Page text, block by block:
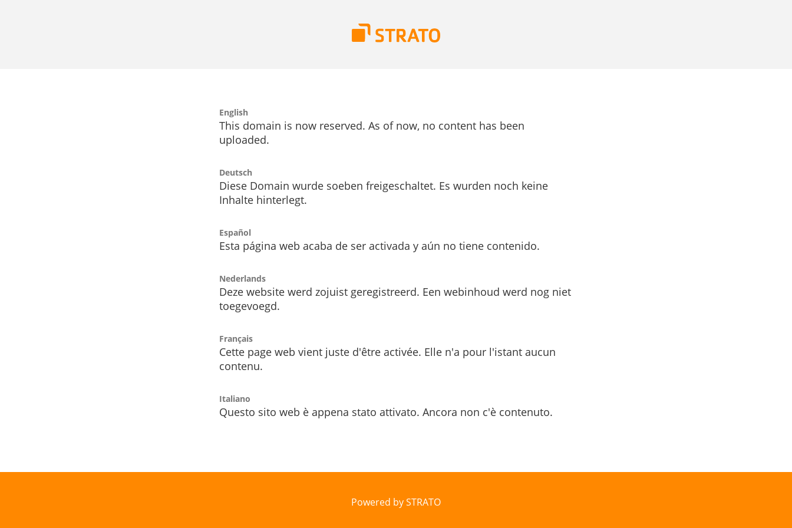
English
This domain is now reserved. As of now, no content has been
uploaded.
Deutsch
Diese Domain wurde soeben freigeschaltet. Es wurden noch keine
Inhalte hinterlegt.
Español
Esta página web acaba de ser activada y aún no tiene contenido.
Nederlands
Deze website werd zojuist geregistreerd. Een webinhoud werd nog niet
toegevoegd.
Français
Cette page web vient juste d'être activée. Elle n'a pour l'istant aucun
contenu.
Italiano
Questo sito web è appena stato attivato. Ancora non c'è contenuto.
Powered by STRATO